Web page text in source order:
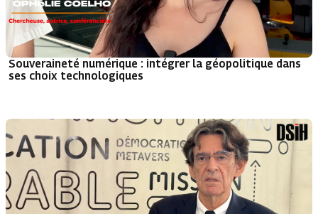
Souveraineté numérique : intégrer la géopolitique dans
ses choix technologiques